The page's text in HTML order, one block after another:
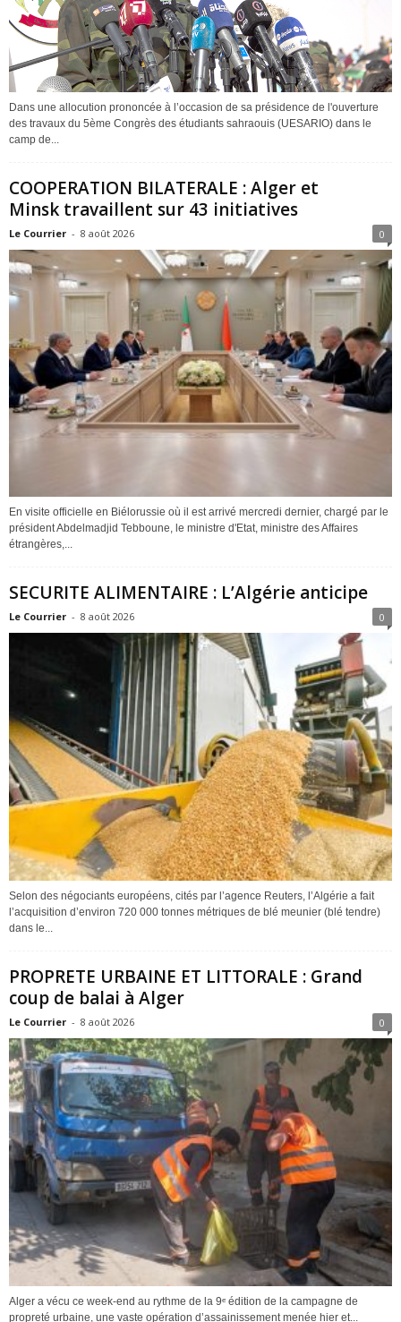
Dans une allocution prononcée à l’occasion de sa présidence de l'ouverture
des travaux du 5ème Congrès des étudiants sahraouis (UESARIO) dans le
camp de...
COOPERATION BILATERALE : Alger et
Minsk travaillent sur 43 initiatives
Le Courrier - 8 août 2026 0
En visite officielle en Biélorussie où il est arrivé mercredi dernier, chargé par le
président Abdelmadjid Tebboune, le ministre d'Etat, ministre des Affaires
étrangères,...
SECURITE ALIMENTAIRE : L’Algérie anticipe
Le Courrier - 8 août 2026 0
Selon des négociants européens, cités par l’agence Reuters, l’Algérie a fait
l’acquisition d’environ 720 000 tonnes métriques de blé meunier (blé tendre)
dans le...
PROPRETE URBAINE ET LITTORALE : Grand
coup de balai à Alger
Le Courrier - 8 août 2026 0
Alger a vécu ce week-end au rythme de la 9ᵉ édition de la campagne de
propreté urbaine, une vaste opération d’assainissement menée hier et...